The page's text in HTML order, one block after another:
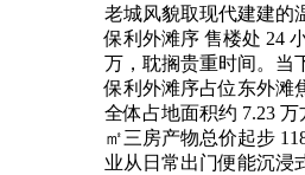
老城风貌取现代建建的
保利外滩序 售楼处 24
万，耽搁贵重时间。当
保利外滩序占位东外滩
全体占地面积约 7.23
㎡三房产物总价起步
业从日常出门便能沉浸